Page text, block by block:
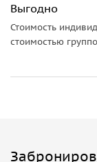
Выгодно
Стоимость
стоимостью